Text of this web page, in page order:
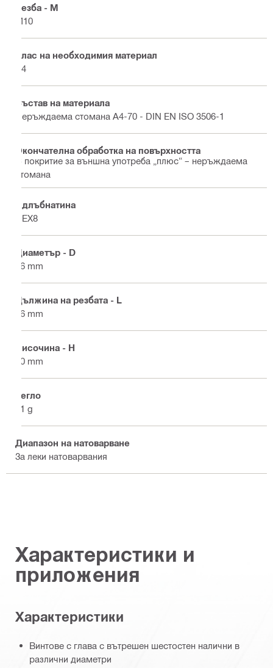
Резба - M
M10
Клас на необходимия материал
A4
Състав на материала
Неръждаема стомана A4-70 - DIN EN ISO 3506-1
Окончателна обработка на повърхността
С покритие за външна употреба „плюс“ – неръждаема
стомана
Вдлъбнатина
HEX8
Диаметър - D
16 mm
Дължина на резбата - L
16 mm
Височина - H
10 mm
Тегло
21 g
Диапазон на натоварване
За леки натоварвания
Характеристики и
приложения
Характеристики
Винтове с глава с вътрешен шестостен налични в
различни диаметри